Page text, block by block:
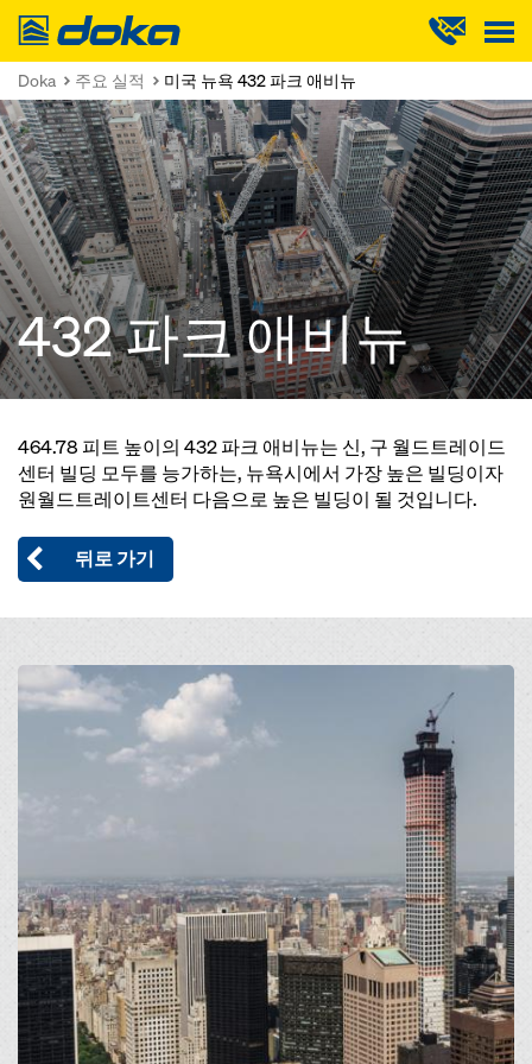
Doka
Doka 주요 실적 미국 뉴욕 432 파크 애비뉴
432 파크 애비뉴
464.78 피트 높이의 432 파크 애비뉴는 신, 구 월드트레이드
센터 빌딩 모두를 능가하는, 뉴욕시에서 가장 높은 빌딩이자
원월드트레이트센터 다음으로 높은 빌딩이 될 것입니다.
뒤로 가기